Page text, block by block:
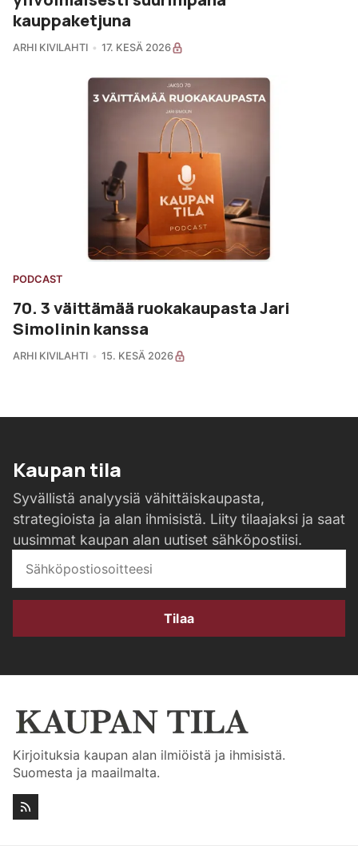
kauppaketjuna
ARHI KIVILAHTI 17. KESÄ 2026
PODCAST
70. 3 väittämää ruokakaupasta Jari
Simolinin kanssa
ARHI KIVILAHTI 15. KESÄ 2026
Kaupan tila
Syvällistä analyysiä vähittäiskaupasta,
strategioista ja alan ihmisistä. Liity tilaajaksi ja saat
uusimmat kaupan alan uutiset sähköpostiisi.
Tilaa
Kirjoituksia kaupan alan ilmiöistä ja ihmisistä.
Suomesta ja maailmalta.